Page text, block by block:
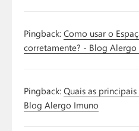
Pingback:Como usar o
corretamente? - Blog Alergo
Pingback:Quais as
Blog Alergo Imuno